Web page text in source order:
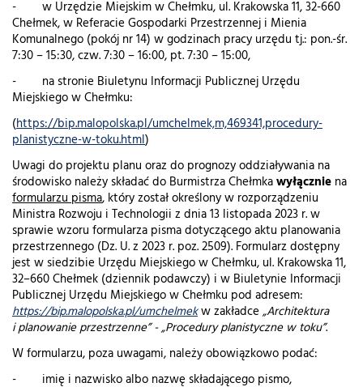
- w Urzędzie Miejskim w Chełmku, ul. Krakowska 11, 32-660
Chełmek, w Referacie Gospodarki Przestrzennej i Mienia
Komunalnego (pokój nr 14) w godzinach pracy urzędu tj.: pon.-śr.
7:30 – 15:30, czw. 7:30 – 16:00, pt. 7:30 – 15:00,
- na stronie Biuletynu Informacji Publicznej Urzędu
Miejskiego w Chełmku:
(https://bip.malopolska.pl/umchelmek,m,469341,procedury-
planistyczne-w-toku.html)
Uwagi do projektu planu oraz do prognozy oddziaływania na
środowisko należy składać do Burmistrza Chełmkawyłącznie na
formularzu pisma, który został określony w rozporządzeniu
Ministra Rozwoju i Technologii z dnia 13 listopada 2023 r. w
sprawie wzoru formularza pisma dotyczącego aktu planowania
przestrzennego (Dz. U. z 2023 r. poz. 2509). Formularz dostępny
jest w siedzibie Urzędu Miejskiego w Chełmku, ul. Krakowska 11,
32–660 Chełmek (dziennik podawczy) i w Biuletynie Informacji
Publicznej Urzędu Miejskiego w Chełmku pod adresem:
https://bip.malopolska.pl/umchelmekw zakładce„Architektura
i planowanie przestrzenne” - „Procedury planistyczne w toku”.
W formularzu, poza uwagami, należy obowiązkowo podać:
- imię i nazwisko albo nazwę składającego pismo,